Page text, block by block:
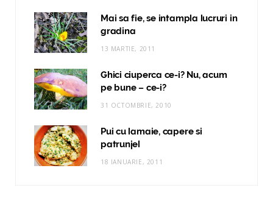
Mai sa fie, se intampla lucruri in
gradina
13 MARTIE, 2011
Ghici ciuperca ce-i? Nu, acum
pe bune – ce-i?
31 OCTOMBRIE, 2010
Pui cu lamaie, capere si
patrunjel
18 IANUARIE, 2011